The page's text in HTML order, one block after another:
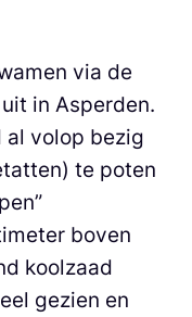
via de
in Asperden.
al volop bezig
te poten
boven
koolzaad
gezien en